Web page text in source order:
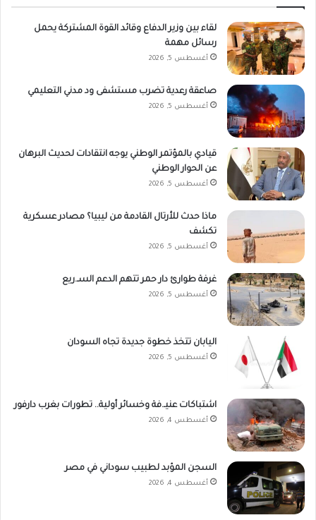
لقاء بين وزير الدفاع وقائد القوة المشتركة يحمل
رسائل مهمة
أغسطس 5, 2026
صاعقة رعدية تضرب مستشفى ود مدني التعليمي
أغسطس 5, 2026
قيادي بالمؤتمر الوطني يوجه انتقادات لحديث البرهان
عن الحوار الوطني
أغسطس 5, 2026
ماذا حدث للأرتال القادمة من ليبيا؟ مصادر عسكرية
تكشف
أغسطس 5, 2026
غرفة طوارئ دار حمر تتهم الدعم السـ.ريع
أغسطس 5, 2026
اليابان تتخذ خطوة جديدة تجاه السودان
أغسطس 5, 2026
اشتباكات عنيـ.فة وخسائر أولية.. تطورات بغرب دارفور
أغسطس 4, 2026
السجن المؤبد لطبيب سوداني في مصر
أغسطس 4, 2026